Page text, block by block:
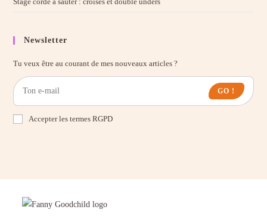
Newsletter
Tu veux être au courant de mes nouveaux articles ?
GO !
Accepter les termes RGPD